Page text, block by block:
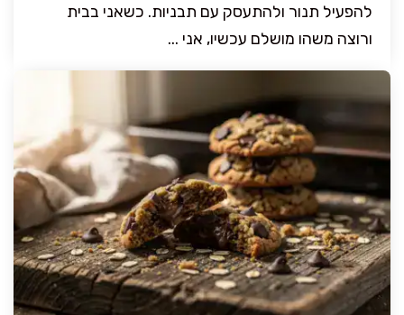
להפעיל תנור ולהתעסק עם תבניות. כשאני בבית
ורוצה משהו מושלם עכשיו, אני ...